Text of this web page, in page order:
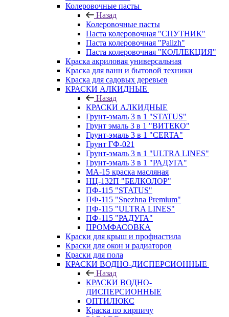
Колеровочные пасты
Назад
Колеровочные пасты
Паста колеровочная "СПУТНИК"
Паста колеровочная "Palizh"
Паста колеровочная "КОЛЛЕКЦИЯ"
Краска акриловая универсальная
Краска для ванн и бытовой техники
Краска для садовых деревьев
КРАСКИ АЛКИДНЫЕ
Назад
КРАСКИ АЛКИДНЫЕ
Грунт-эмаль 3 в 1 "STATUS"
Грунт эмаль 3 в 1 "ВИТЕКО"
Грунт-эмаль 3 в 1 "CERTA"
Грунт ГФ-021
Грунт-эмаль 3 в 1 "ULTRA LINES"
Грунт-эмаль 3 в 1 "РАДУГА"
МА-15 краска масляная
НЦ-132П "БЕЛКОЛОР"
ПФ-115 "STATUS"
ПФ-115 "Snezhna Premium"
ПФ-115 "ULTRA LINES"
ПФ-115 "РАДУГА"
ПРОМФАСОВКА
Краски для крыш и профнастила
Краски для окон и радиаторов
Краски для пола
КРАСКИ ВОДНО-ДИСПЕРСИОННЫЕ
Назад
КРАСКИ ВОДНО-
ДИСПЕРСИОННЫЕ
ОПТИЛЮКС
Краска по кирпичу